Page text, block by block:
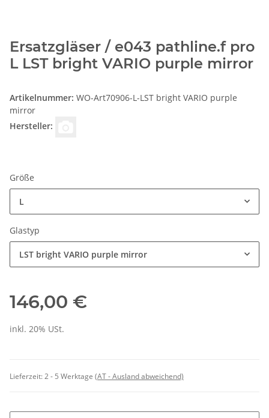
Ersatzgläser / e043 pathline.f pro
L LST bright VARIO purple mirror
Artikelnummer: WO-Art70906-L-LST bright VARIO purple
mirror
Hersteller:
Größe
L
Glastyp
LST bright VARIO purple mirror
146,00 €
inkl. 20% USt.
Lieferzeit:2 - 5 Werktage (AT - Ausland abweichend)